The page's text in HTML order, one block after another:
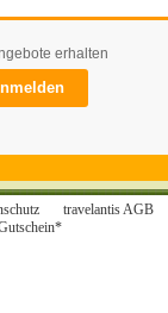
erhalten
travelantis AGB